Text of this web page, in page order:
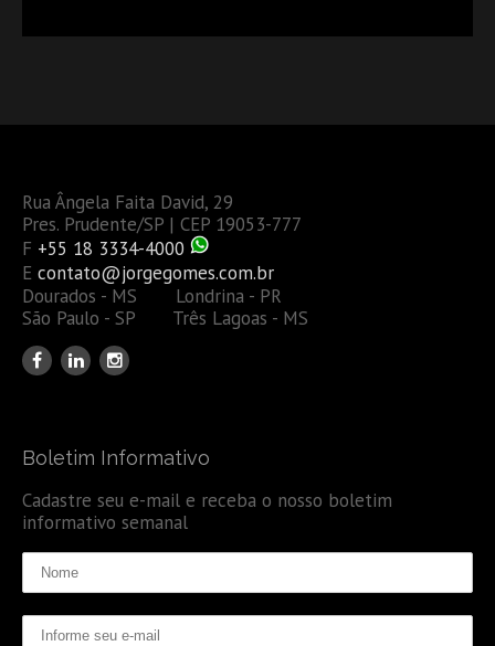
Rua Ângela Faita David, 29
Pres. Prudente/SP | CEP 19053-777
F +55 18 3334-4000
E contato@jorgegomes.com.br
Dourados - MS Londrina - PR
São Paulo - SP Três Lagoas - MS
Boletim Informativo
Cadastre seu e-mail e receba o nosso boletim
informativo semanal